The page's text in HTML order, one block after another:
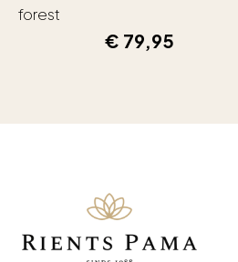
forest
€ 79,95